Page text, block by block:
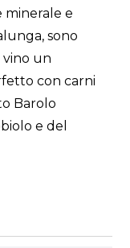
e
sono
un
con carni
Barolo
e del